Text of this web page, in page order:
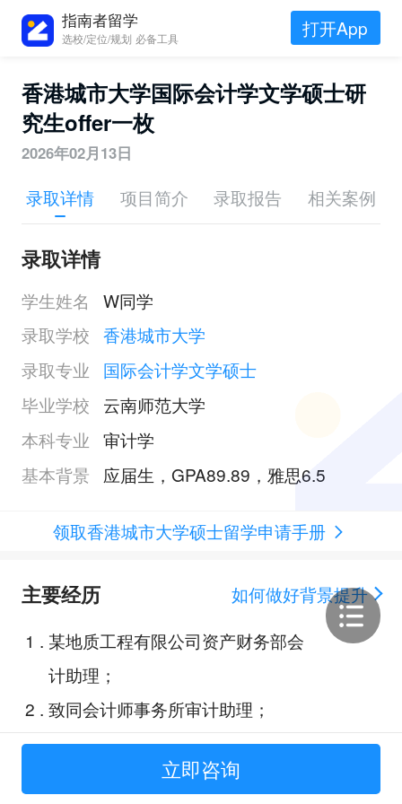
指南者留学
选校/定位/规划 必备工具 打开App
香港城市大学国际会计学文学硕士研
究生offer一枚
2026年02月13日
录取详情 项目简介 录取报告 相关案例
录取详情
学生姓名
W同学
录取学校 香港城市大学
录取专业
国际会计学文学硕士
毕业学校
云南师范大学
本科专业 审计学
基本背景
应届生，GPA89.89，雅思6.5
领取香港城市大学硕士留学申请手册
主要经历
如何做好背景提升
1 . 某地质工程有限公司资产财务部会
计助理；
2 . 致同会计师事务所审计助理；
3.信永中和会计师事务所审计助理；
组织行为学-企业内卷化：组织僵
立即咨询